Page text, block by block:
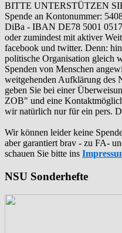
BITTE UNTERSTÜTZEN
Spende an Kontonummer:
DiBa - IBAN DE78 5001
oder zumindest mit aktiver
facebook und twitter. Denn:
politische Organisation gleich
Spenden von Menschen
weitgehenden Aufklärung des
geben Sie bei einer
ZOB" und eine
wir natürlich nur für ein pers.
Wir können leider keine
aber garantiert brav - zu FA-
schauen Sie bitte ins
NSU Sonderhefte